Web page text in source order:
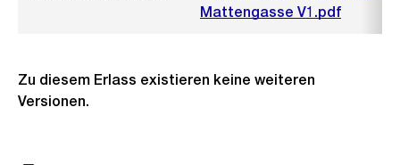
Mattengasse V1.pdf
Zu diesem Erlass existieren keine weiteren
Versionen.